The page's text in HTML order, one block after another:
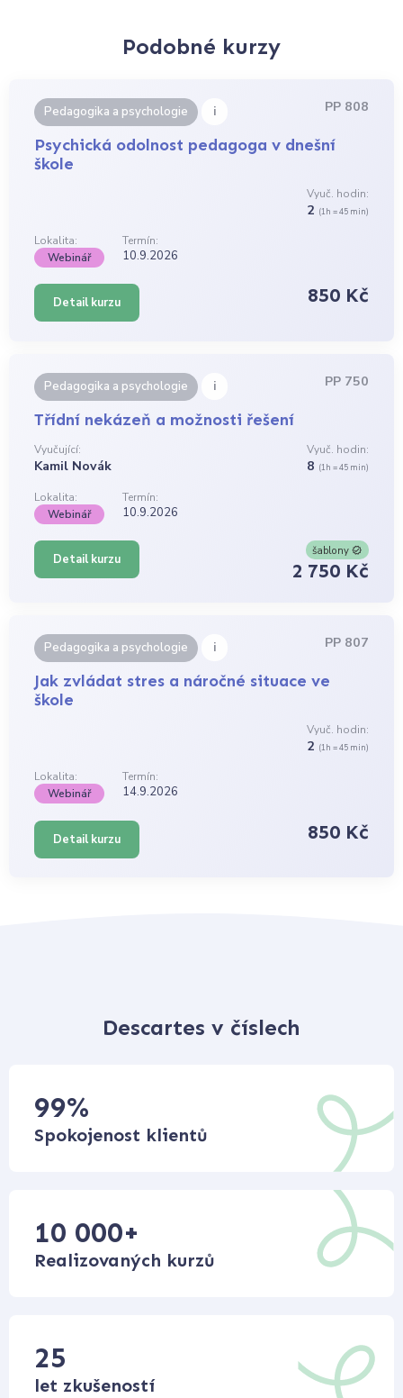
Podobné kurzy
Pedagogika a psychologie i PP 808
Psychická odolnost pedagoga v dnešní
škole
Vyuč. hodin:
2 (1h = 45 min)
Lokalita:
Termín:
Webinář
10.9.2026
Detail kurzu 850 Kč
Pedagogika a psychologie i PP 750
Třídní nekázeň a možnosti řešení
Vyučující:
Kamil Novák
Vyuč. hodin:
8 (1h = 45 min)
Lokalita:
Termín:
Webinář
10.9.2026
Detail kurzu
šablony
2 750 Kč
Pedagogika a psychologie i PP 807
Jak zvládat stres a náročné situace ve
škole
Vyuč. hodin:
2 (1h = 45 min)
Lokalita:
Termín:
Webinář
14.9.2026
Detail kurzu 850 Kč
Descartes v číslech
99%
Spokojenost klientů
10 000+
Realizovaných kurzů
25
let zkušeností